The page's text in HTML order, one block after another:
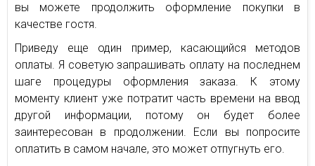
вы можете продолжить оформление покупки в
качестве гостя.
Приведу еще один пример, касающийся методов
оплаты. Я советую запрашивать оплату на последнем
шаге процедуры оформления заказа. К этому
моменту клиент уже потратит часть времени на ввод
другой информации, потому он будет более
заинтересован в продолжении. Если вы попросите
оплатить в самом начале, это может отпугнуть его.